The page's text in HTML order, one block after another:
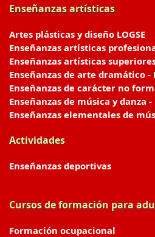
Enseñanzas artísticas
Artes plásticas y diseño LOGSE
Enseñanzas artísticas
Enseñanzas artísticas
Enseñanzas de arte dramático -
Enseñanzas de carácter no
Enseñanzas de música y danza -
Enseñanzas elementales de
Actividades
Enseñanzas deportivas
Cursos de formación para
Formación ocupacional